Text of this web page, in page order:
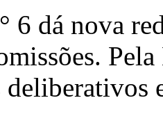
6 dá nova
deliberativos